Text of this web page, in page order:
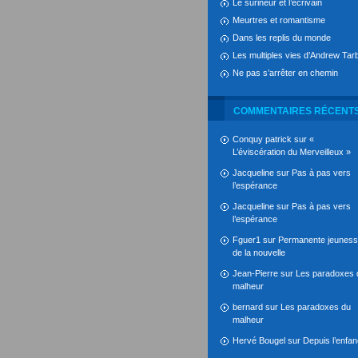
Le surineur et l’écrivain
Meurtres et romantisme
Dans les replis du monde
Les multiples vies d’Andrew
Ne pas s’arrêter en chemin
COMMENTAIRES
Conquy patrick sur «
L’éviscération du Merveilleux »
Jacqueline sur Pas à pas vers
l’espérance
Jacqueline sur Pas à pas vers
l’espérance
Fguer1 sur Permanente
de la nouvelle
Jean-Pierre sur Les paradoxes
malheur
bernard sur Les paradoxes du
malheur
Hervé Bougel sur Depuis